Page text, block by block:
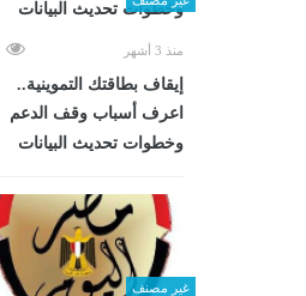
منذ 3 أشهر
إيقاف بطاقتك التموينية..
اعرف أسباب وقف الدعم
وخطوات تحديث البيانات
غير مصنف